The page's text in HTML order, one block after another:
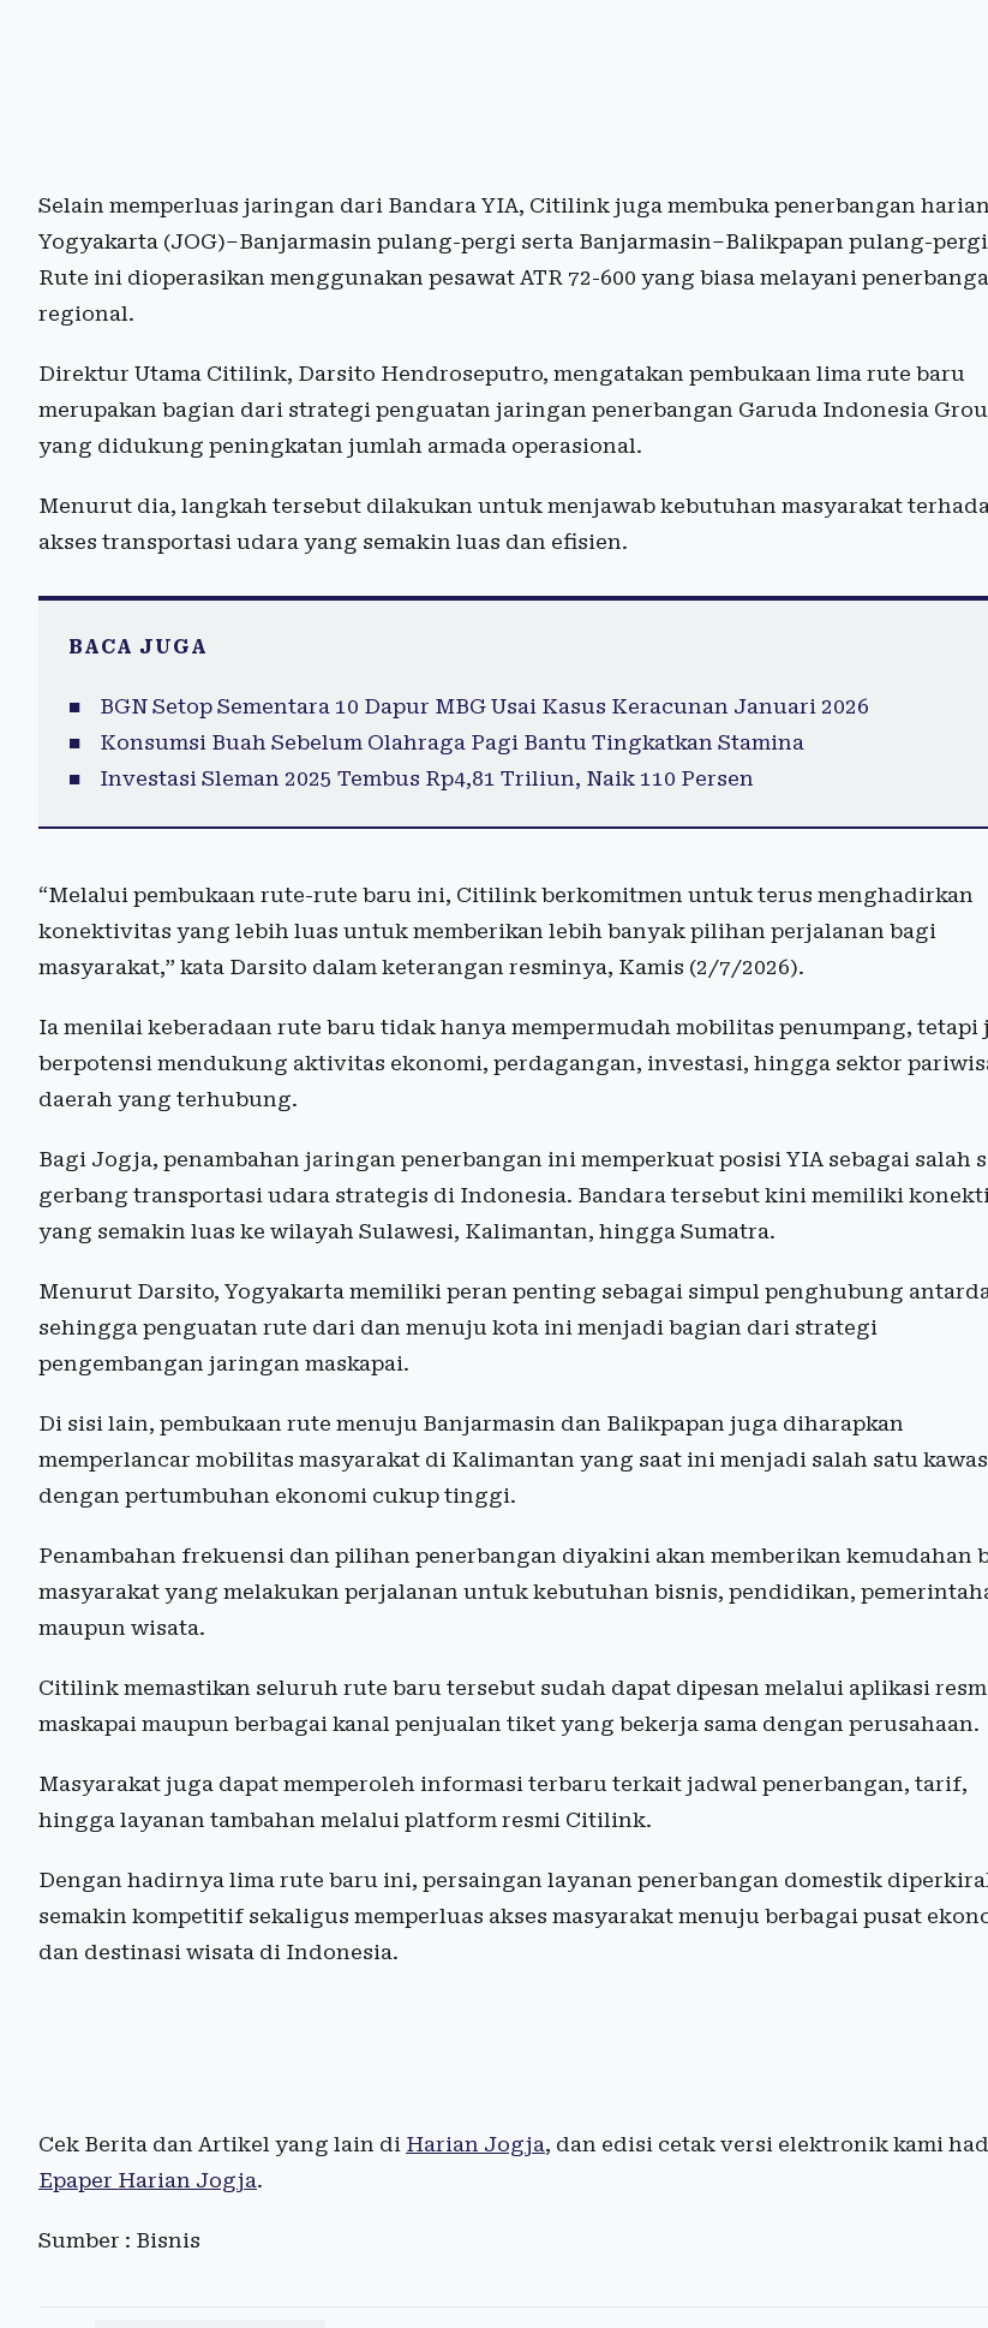
Selain memperluas jaringan dari Bandara YIA, Citilink juga membuka penerbangan
Yogyakarta (JOG)–Banjarmasin pulang-pergi serta Banjarmasin–Balikpapan pulang-
Rute ini dioperasikan menggunakan pesawat ATR 72-600 yang biasa melayani
regional.
Direktur Utama Citilink, Darsito Hendroseputro, mengatakan pembukaan lima rute baru
merupakan bagian dari strategi penguatan jaringan penerbangan Garuda Indonesia
yang didukung peningkatan jumlah armada operasional.
Menurut dia, langkah tersebut dilakukan untuk menjawab kebutuhan masyarakat
akses transportasi udara yang semakin luas dan efisien.
BACA JUGA
BGN Setop Sementara 10 Dapur MBG Usai Kasus Keracunan Januari 2026
Konsumsi Buah Sebelum Olahraga Pagi Bantu Tingkatkan Stamina
Investasi Sleman 2025 Tembus Rp4,81 Triliun, Naik 110 Persen
“Melalui pembukaan rute-rute baru ini, Citilink berkomitmen untuk terus menghadirkan
konektivitas yang lebih luas untuk memberikan lebih banyak pilihan perjalanan bagi
masyarakat,” kata Darsito dalam keterangan resminya, Kamis (2/7/2026).
Ia menilai keberadaan rute baru tidak hanya mempermudah mobilitas penumpang, tetapi
berpotensi mendukung aktivitas ekonomi, perdagangan, investasi, hingga sektor
daerah yang terhubung.
Bagi Jogja, penambahan jaringan penerbangan ini memperkuat posisi YIA sebagai salah
gerbang transportasi udara strategis di Indonesia. Bandara tersebut kini memiliki
yang semakin luas ke wilayah Sulawesi, Kalimantan, hingga Sumatra.
Menurut Darsito, Yogyakarta memiliki peran penting sebagai simpul penghubung
sehingga penguatan rute dari dan menuju kota ini menjadi bagian dari strategi
pengembangan jaringan maskapai.
Di sisi lain, pembukaan rute menuju Banjarmasin dan Balikpapan juga diharapkan
memperlancar mobilitas masyarakat di Kalimantan yang saat ini menjadi salah satu
dengan pertumbuhan ekonomi cukup tinggi.
Penambahan frekuensi dan pilihan penerbangan diyakini akan memberikan kemudahan
masyarakat yang melakukan perjalanan untuk kebutuhan bisnis, pendidikan,
maupun wisata.
Citilink memastikan seluruh rute baru tersebut sudah dapat dipesan melalui aplikasi
maskapai maupun berbagai kanal penjualan tiket yang bekerja sama dengan perusahaan.
Masyarakat juga dapat memperoleh informasi terbaru terkait jadwal penerbangan, tarif,
hingga layanan tambahan melalui platform resmi Citilink.
Dengan hadirnya lima rute baru ini, persaingan layanan penerbangan domestik
semakin kompetitif sekaligus memperluas akses masyarakat menuju berbagai pusat
dan destinasi wisata di Indonesia.
Cek Berita dan Artikel yang lain di Harian Jogja, dan edisi cetak versi elektronik kami
Epaper Harian Jogja.
Sumber : Bisnis